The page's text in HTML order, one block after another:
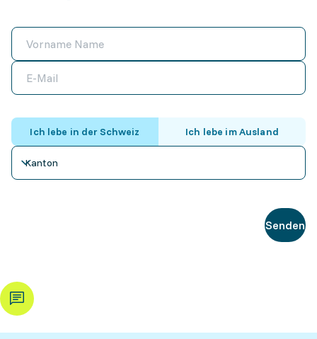
Ich lebe in der Schweiz Ich lebe im Ausland
Kanton
Senden